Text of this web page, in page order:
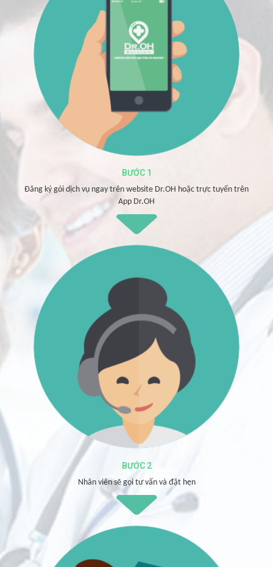
BƯỚC 1
Đăng ký gói dịch vụ ngay trên website Dr.OH hoặc trực tuyến trên
App Dr.OH
BƯỚC 2
Nhân viên sẽ gọi tư vấn và đặt hẹn